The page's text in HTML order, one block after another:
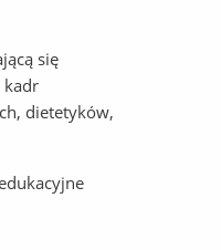
się
kadr
dietetyków,